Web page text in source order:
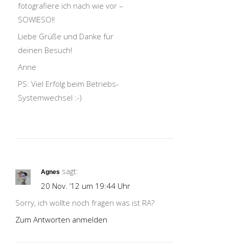
fotografiere ich nach wie vor –
SOWIESO!!
Liebe Grüße und Danke für
deinen Besuch!
Anne
PS: Viel Erfolg beim Betriebs-
Systemwechsel :-)
Agnes sagt:
20 Nov. ’12 um 19:44 Uhr
Sorry, ich wollte noch fragen was ist RA?
Zum Antworten anmelden